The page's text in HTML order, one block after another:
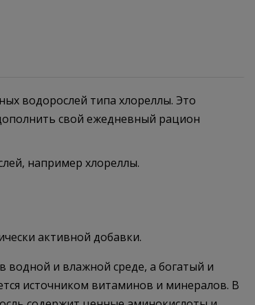
водорослей типа хлореллы. Это
свой ежедневный рацион
например хлореллы.
активной добавки.
водной и влажной среде, а богатый и
источником витаминов и минералов. В